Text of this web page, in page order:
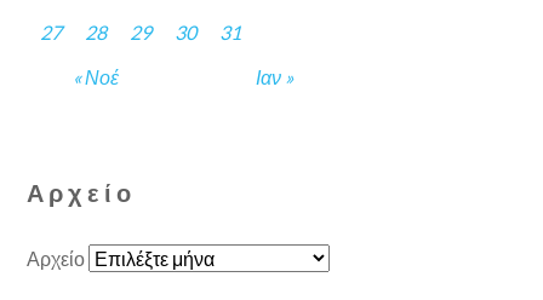
« Νοέ Ιαν »
27
28 29 30 31
Αρχείο
Αρχείο